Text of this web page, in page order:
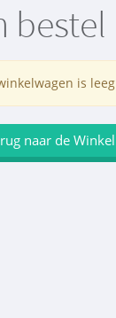
bestel
is leeg
naar de Winkel